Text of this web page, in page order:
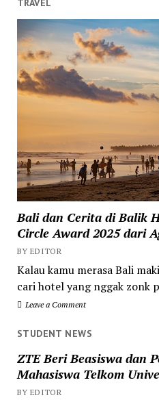
TRAVEL
Bali dan Cerita di Balik
Circle Award 2025 dari
BY EDITOR
Kalau kamu merasa Bali
cari hotel yang nggak zonk
Leave a Comment
STUDENT NEWS
ZTE Beri Beasiswa dan
Mahasiswa Telkom
BY EDITOR